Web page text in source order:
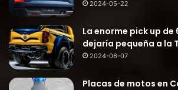
2024-05-22
La enorme pick up de
dejaría pequeña a la
2024-06-07
Placas de motos en